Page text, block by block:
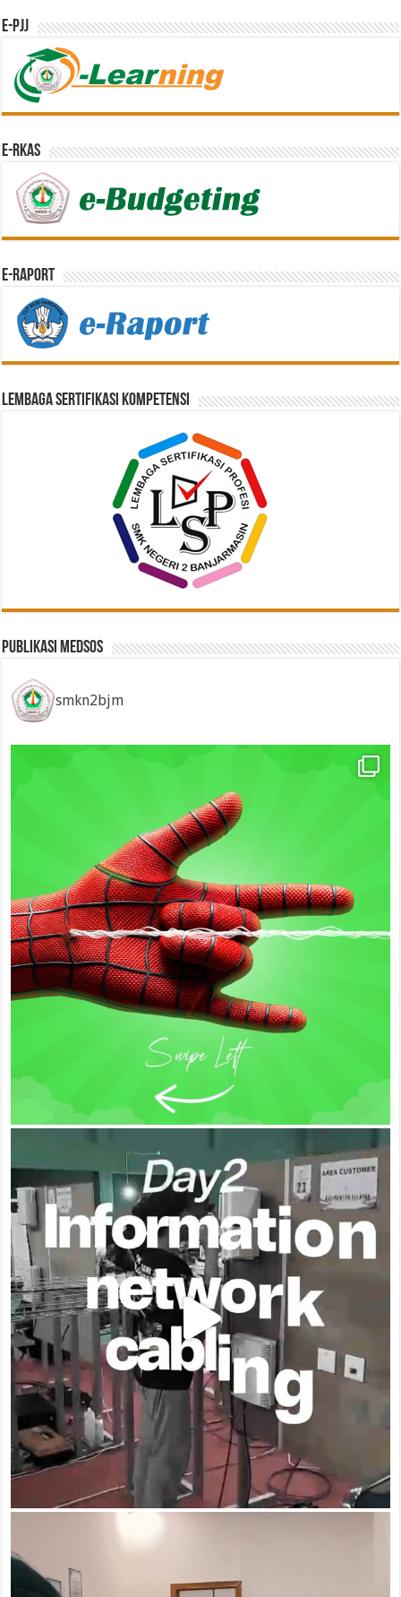
e-PJJ
e-RKAS
E-Raport
Lembaga Sertifikasi Kompetensi
Publikasi Medsos
smkn2bjm